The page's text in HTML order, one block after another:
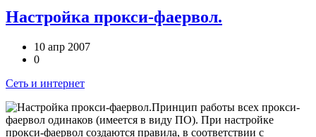
Настройка прокси-фаервол.
10 апр 2007
0
Сеть и интернет
Принцип работы всех прокси-
фаервол одинаков (имеется в виду ПО). При настройке
прокси-фаервол создаются правила, в соответствии с